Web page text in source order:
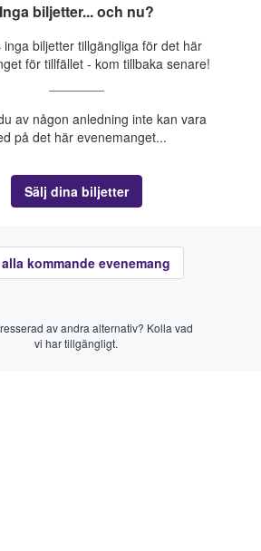
Inga biljetter... och nu?
inga biljetter tillgängliga för det här
för tillfället - kom tillbaka senare!
av någon anledning inte kan vara
på det här evenemanget...
Sälj dina biljetter
kommande evenemang
av andra alternativ? Kolla vad
vi har tillgängligt.